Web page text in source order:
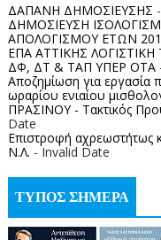
ΔΑΠΑΝΗ ΔΗΜΟΣΙΕΥΣΗΣ
ΔΗΜΟΣΙΕΥΣΗ
ΑΠΟΛΟΓΙΣΜΟΥ ΕΤΩΝ
ΕΠΑ ΑΤΤΙΚΗΣ
ΔΦ, ΔΤ & ΤΑΠ ΥΠΕΡ ΟΤΑ
Αποζημίωση για
ωραρίου ενιαίου
ΠΡΑΣΙΝΟΥ - Τακτικός
Date
Επιστροφή αχρεωστήτως
Ν.Λ. - Invalid Date
ΤΥΠΟΣ ΣΗΜΕΡΑ